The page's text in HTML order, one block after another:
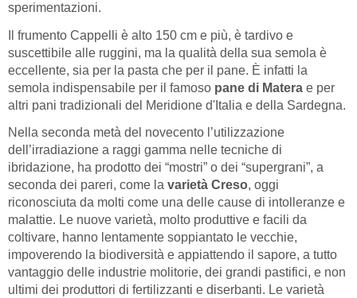
sperimentazioni.
Il frumento Cappelli è alto 150 cm e più, è tardivo e
suscettibile alle ruggini, ma la qualità della sua semola è
eccellente, sia per la pasta che per il pane. È infatti la
semola indispensabile per il famoso pane di Matera e per
altri pani tradizionali del Meridione d'Italia e della Sardegna.
Nella seconda metà del novecento l’utilizzazione
dell’irradiazione a raggi gamma nelle tecniche di
ibridazione, ha prodotto dei “mostri” o dei “supergrani”, a
seconda dei pareri, come la varietà Creso, oggi
riconosciuta da molti come una delle cause di intolleranze e
malattie. Le nuove varietà, molto produttive e facili da
coltivare, hanno lentamente soppiantato le vecchie,
impoverendo la biodiversità e appiattendo il sapore, a tutto
vantaggio delle industrie molitorie, dei grandi pastifici, e non
ultimi dei produttori di fertilizzanti e diserbanti. Le varietà